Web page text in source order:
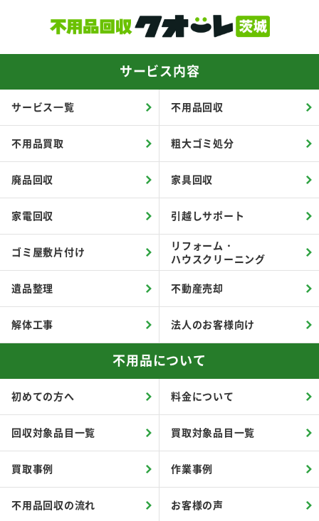
サービス内容
サービス一覧 不用品回収
不用品買取 粗大ゴミ処分
廃品回収 家具回収
家電回収 引越しサポート
ゴミ屋敷片付け
リフォーム・
ハウスクリーニング
遺品整理 不動産売却
解体工事 法人のお客様向け
不用品について
初めての方へ 料金について
回収対象品目一覧 買取対象品目一覧
買取事例 作業事例
不用品回収の流れ お客様の声